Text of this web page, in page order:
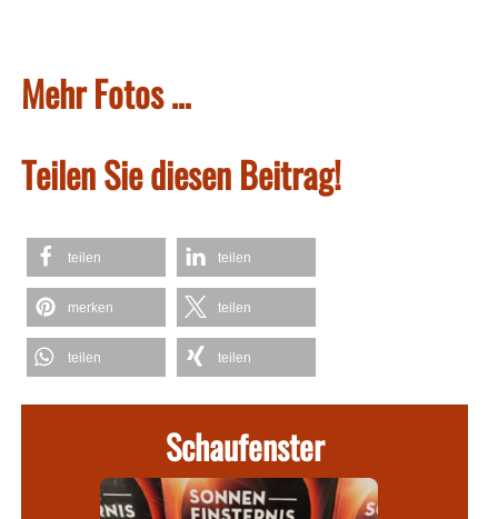
Mehr Fotos …
Teilen Sie diesen Beitrag!
teilen teilen
merken teilen
teilen teilen
Schaufenster